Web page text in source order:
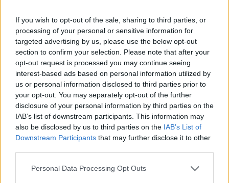
If you wish to opt-out of the sale, sharing to third parties, or
processing of your personal or sensitive information for
targeted advertising by us, please use the below opt-out
section to confirm your selection. Please note that after your
opt-out request is processed you may continue seeing
interest-based ads based on personal information utilized by
us or personal information disclosed to third parties prior to
your opt-out. You may separately opt-out of the further
disclosure of your personal information by third parties on the
IAB’s list of downstream participants. This information may
also be disclosed by us to third parties on the IAB’s List of
Downstream Participants that may further disclose it to other
Personal Data Processing Opt Outs